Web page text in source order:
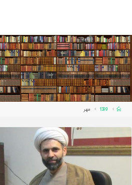
Home
1399 مهر